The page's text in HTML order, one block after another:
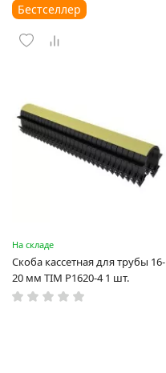
Бестселлер
На складе
Скоба кассетная для трубы 16-
20 мм TIM P1620-4 1 шт.